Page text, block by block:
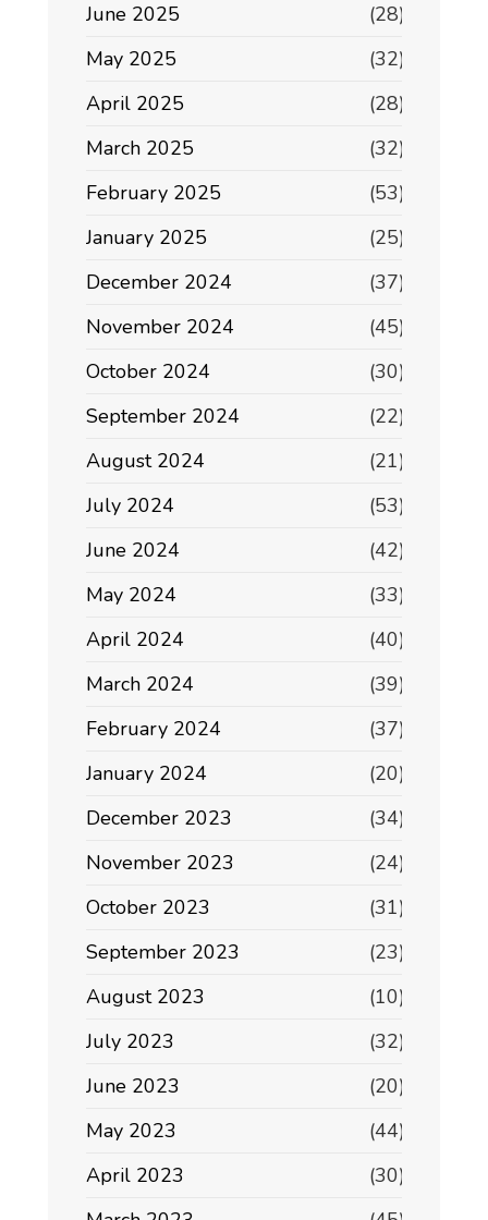
June 2025
(28)
May 2025
(32)
April 2025
(28)
March 2025
(32)
February 2025
(53)
January 2025
(25)
December 2024
(37)
November 2024
(45)
October 2024
(30)
September 2024
(22)
August 2024
(21)
July 2024
(53)
June 2024
(42)
May 2024
(33)
April 2024
(40)
March 2024
(39)
February 2024
(37)
January 2024
(20)
December 2023
(34)
November 2023
(24)
October 2023
(31)
September 2023
(23)
August 2023
(10)
July 2023
(32)
June 2023
(20)
May 2023
(44)
April 2023
(30)